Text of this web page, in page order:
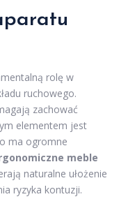
rolę w
ruchowego.
zachować
elementem jest
ma ogromne
meble
naturalne ułożenie
ryzyka kontuzji.